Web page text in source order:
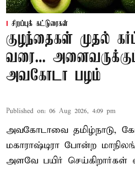
சிறப்புக் கட்டுரைகள்
குழந்தைகள் முதல்
வரை...
அவகோடா பழம்
Published on: 06 Aug 2026, 4:09 pm
அவகோடாவை தமிழ்நாடு,
மகாராஷ்டிரா போன்ற
அளவே பயிர் செய்கிறார்கள்